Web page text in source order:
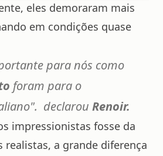
eles demoraram mais
em condições quase
para nós como
foram para o
declarou Renoir.
impressionistas fosse da
realistas, a grande diferença